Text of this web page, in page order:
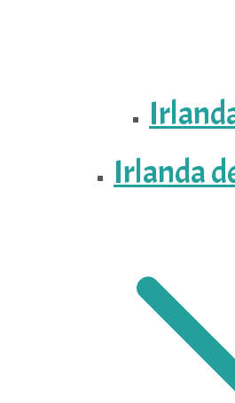
Irlanda